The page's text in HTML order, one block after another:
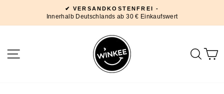
Inhalt
Pause
✔ VERSANDKOSTENFREI -
Innerhalb Deutschlands ab 30 € Einkaufswert
SEITENNAVIGATION